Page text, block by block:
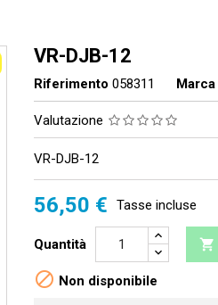
VR-DJB-12
Riferimento 058311 Marca
Valutazione
VR-DJB-12
56,50 € Tasse incluse
Quantità 
 Non disponibile